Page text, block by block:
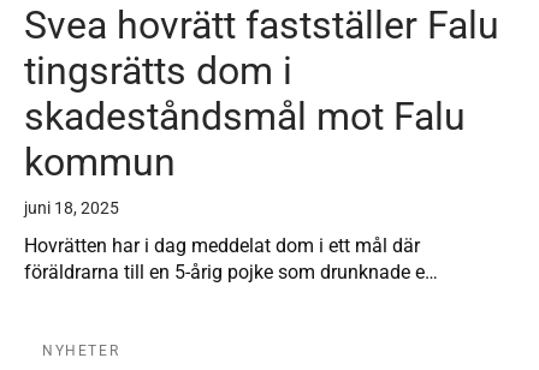
Svea hovrätt fastställer Falu
tingsrätts dom i
skadeståndsmål mot Falu
kommun
juni 18, 2025
Hovrätten har i dag meddelat dom i ett mål där
föräldrarna till en 5-årig pojke som drunknade e…
NYHETER